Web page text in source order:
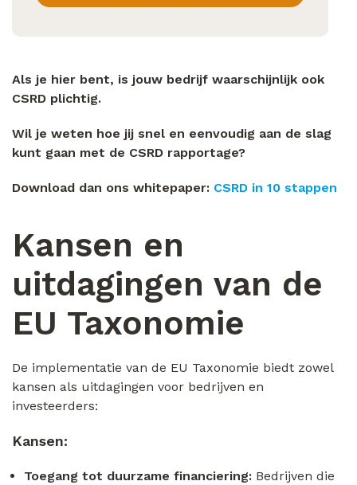
Als je hier bent, is jouw bedrijf waarschijnlijk ook
CSRD plichtig.
Wil je weten hoe jij snel en eenvoudig aan de slag
kunt gaan met de CSRD rapportage?
Download dan ons whitepaper: CSRD in 10 stappen
Kansen en
uitdagingen van de
EU Taxonomie
De implementatie van de EU Taxonomie biedt zowel
kansen als uitdagingen voor bedrijven en
investeerders:
Kansen:
Toegang tot duurzame financiering: Bedrijven die